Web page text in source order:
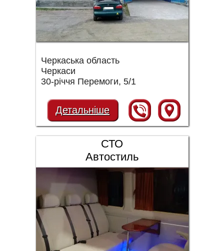
Черкаська область
Черкаси
30-річчя Перемоги, 5/1
Детальніше
СТО
Автостиль